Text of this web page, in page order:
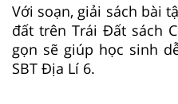
Với soạn, giải sách bài
đất trên Trái Đất sách
gọn sẽ giúp học sinh
SBT Địa Lí 6.